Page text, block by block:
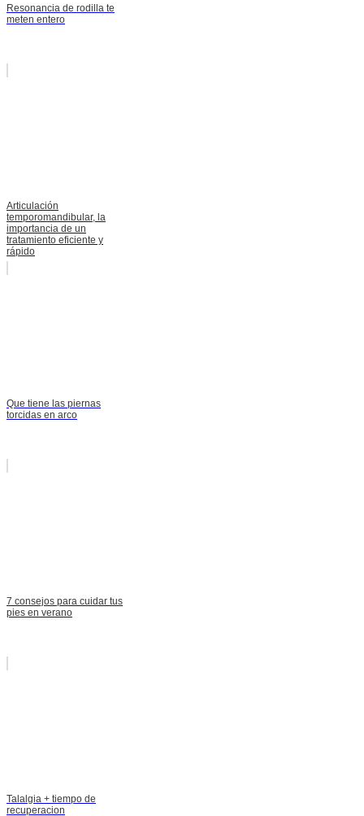
Resonancia de rodilla te
meten entero
Articulación
temporomandibular, la
importancia de un
tratamiento eficiente y
rápido
Que tiene las piernas
torcidas en arco
7 consejos para cuidar tus
pies en verano
Talalgia + tiempo de
recuperacion